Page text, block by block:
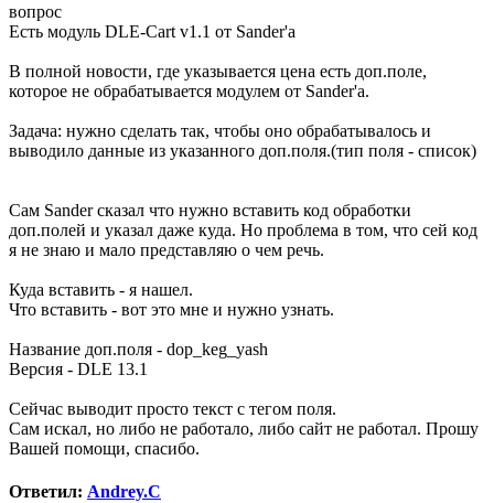
вопрос
Есть модуль DLE-Cart v1.1 от Sander'a
В полной новости, где указывается цена есть доп.поле,
которое не обрабатывается модулем от Sander'a.
Задача: нужно сделать так, чтобы оно обрабатывалось и
выводило данные из указанного доп.поля.(тип поля - список)
Сам Sander сказал что нужно вставить код обработки
доп.полей и указал даже куда. Но проблема в том, что сей код
я не знаю и мало представляю о чем речь.
Куда вставить - я нашел.
Что вставить - вот это мне и нужно узнать.
Название доп.поля - dop_keg_yash
Версия - DLE 13.1
Сейчас выводит просто текст с тегом поля.
Сам искал, но либо не работало, либо сайт не работал. Прошу
Вашей помощи, спасибо.
Ответил: Andrey.C